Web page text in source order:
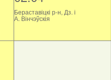
Бераставіцкі р-н, Дз. і
А. Вінчэўскія